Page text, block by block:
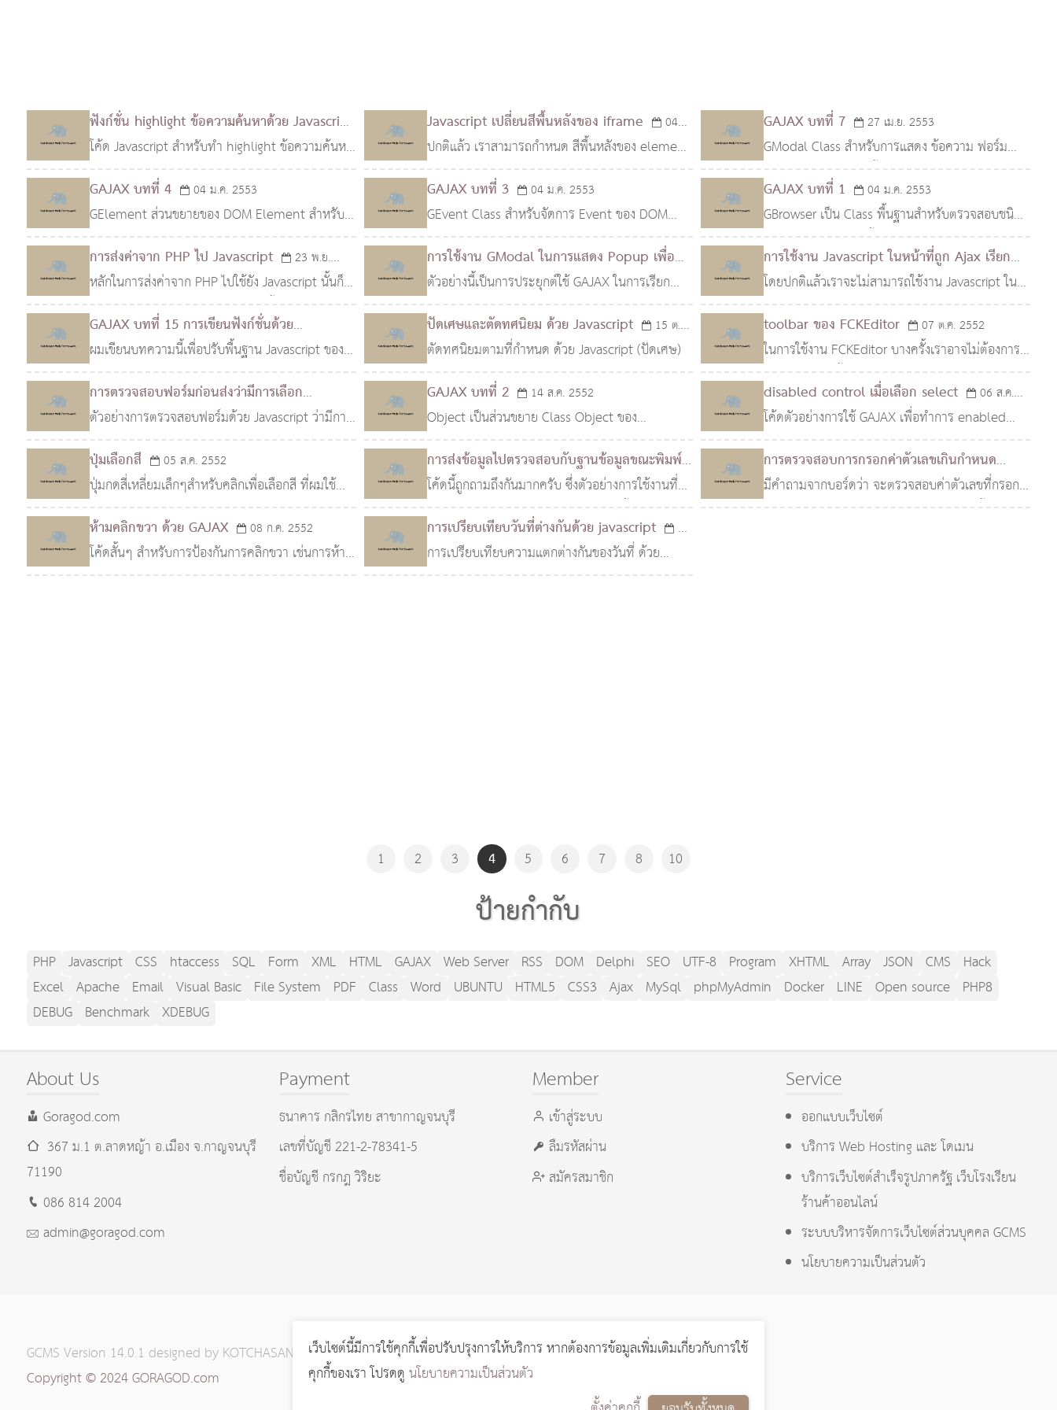
ฟังก์ชั่น highlight ข้อความค้นหาด้วย Javascript
18 ส.ค. 2553
โค้ด Javascript สำหรับทำ highlight ข้อความค้นหา
ด้วย Javascript (highlight search) ให้ผลลัพท์
เหมือนกับที่ผมใช้บนเว็บนี้ สามารถทำ highlight ข้อ
ความด..
Javascript เปลี่ยนสีพื้นหลังของ iframe
04
ส.ค. 2553
ปกติแล้ว เราสามารถกำหนด สีพื้นหลังของ element
ได้ด้วย property style.backgroundColor แต่
สำหรับ iframe แล้ว บน ie มีวิธีการอ้างถึง iframe ที่
ต่างจาก e
GAJAX บทที่ 7 27 เม.ย. 2553
GModal Class สำหรับการแสดง ข้อความ ฟอร์ม
หรือ HTML อื่นๆ บนพื้นหลังสีดำจางๆ สามารถ
จัดการแสดงผลกลางจอภาพได้โดยอัตโนมัติ เหมาะ
สำหรับทำข้อความเตือน หรือ
GAJAX บทที่ 4 04 ม.ค. 2553
GElement ส่วนขยายของ DOM Element สำหรับ
จัดการกับ DOM โดยมี property เพิ่มเติมจาก DOM
ปกติโดยคุณสมบัติที่เพิ่มเติมขึ้นมาเพื่อแก้ปัญหาใน
ด้าน property ท
GAJAX บทที่ 3 04 ม.ค. 2553
GEvent Class สำหรับจัดการ Event ของ DOM
ระดับ 2 ซึ่งมีคำสั่งและการจัดการที่ไม่เหมือนกัน
ระหว่าง Browser มาตรฐาน และ IE เพื่อให้การ
ทำงานกับ Event ด้วย
GAJAX บทที่ 1 04 ม.ค. 2553
GBrowser เป็น Class พื้นฐานสำหรับตรวจสอบชนิด
ของ Browser ที่โค้ดนี้ทำงานอยู่ ซึ่งโดยปกติแล้ว
Class นี้จะทำงานเป็น Class ภายในมากกว่าเนื่องจาก
ในโค้ดมีก
การส่งค่าจาก PHP ไป Javascript
23 พ.ย.
2552
หลักในการส่งค่าจาก PHP ไปใช้ยัง Javascript นั้นก็
ไม่มีอะไรยุ่งยากครับเนื่องจาก PHP นั้นทำงานก่อน
Javascript อยู่แล้ว เราเพียงแค่จัดการให้ PHP echo
เอ
การใช้งาน GModal ในการแสดง Popup เพื่อ
เลือกข้อมูล
11 พ.ย. 2552
ตัวอย่างนี้เป็นการประยุกต์ใช้ GAJAX ในการเรียก
ฟอร์มข้อมูลจาก Server มาแสดงใน Popup ด้วย
GModal ซึ่งเมื่อเราทำการเลือกข้อมูลแล้ว ข้อมูลที่
เลือกจะไปปรก
การใช้งาน Javascript ในหน้าที่ถูก Ajax เรียก
28 ต.ค. 2552
โดยปกติแล้วเราจะไม่สามารถใช้งาน Javascript ใน
หน้าที่ถูก Ajax เรียกได้ครับ เนื่องจากคำสั่ง
innerHTML ที่เราเรียกใช้ไม่สามารถประมวลผล
Javascript ได้ครั
GAJAX บทที่ 15 การเขียนฟังก์ชั่นด้วย
Javascript
26 ต.ค. 2552
ผมเขียนบทความนี้เพื่อปรับพื้นฐาน Javascript ของ
หลายๆคนก่อน เนื่องการการใช้ Javascript ใน
ลักษณะของการใช้ร่วมกับ Frame Work หรือ Class
จะมีข้อแตกต่างบา
ปัดเศษและตัดทศนิยม ด้วย Javascript
15 ต.ค.
2552
ตัดทศนิยมตามที่กำหนด ด้วย Javascript (ปัดเศษ)
toolbar ของ FCKEditor 07 ต.ค. 2552
ในการใช้งาน FCKEditor บางครั้งเราอาจไม่ต้องการ
ความสามารถทั้งหมดของมัน หรือเพื่อความปลอดภัย
เราอาจไม่ต้องการให้บุคคลทั่วไปใช้ความสามารถ
พิเศษของมันได้ ห
การตรวจสอบฟอร์มก่อนส่งว่ามีการเลือก
checkbox(Array) ไว้หรือเปล่า
24 ส.ค. 2552
ตัวอย่างการตรวจสอบฟอร์มด้วย Javascript ว่ามีการ
เลือก checkbox อย่างน้อย 1 ตัว ก่อนการ submit
ถ้าไม่มีการเลือกใดๆเลยให้ทำการแจ้งเตือนก่อน
GAJAX บทที่ 2 14 ส.ค. 2552
Object เป็นส่วนขยาย Class Object ของ
Javascript ครับ โดยมี property หรือ ฟังก์ชั่นเพิ่ม
เติมเข้ามา จาก Class แม่ เช่น isObject isFunction
isString isN
disabled control เมื่อเลือก select
06 ส.ค.
2552
โค้ดตัวอย่างการใช้ GAJAX เพื่อทำการ enabled
หรือ disabled control ที่ต้องการ เมื่อทำการเลือก
รายการใน select
ปุ่มเลือกสี 05 ส.ค. 2552
ปุ่มกดสี่เหลี่ยมเล็กๆสำหรับคลิกเพื่อเลือกสี ที่ผมใช้
สำหรับเลือกสีบน Chat Room
การส่งข้อมูลไปตรวจสอบกับฐานข้อมูลขณะพิมพ์
ด้วย GAJAX
29 ก.ค. 2552
โค้ดนี้ถูกถามถึงกันมากครับ ซึ่งตัวอย่างการใช้งานที่
ถามกันบ่อยๆ คือ การตรวจสอบว่ามีชื่อนี้ลงทะเบียน
ไว้แล้วหรือไม่ ในขณะกรอก ซึ่ง GAJAX ได้ช่วยให้การ
ทำ
การตรวจสอบการกรอกค่าตัวเลขเกินกำหนด
24 ก.ค. 2552
มีคำถามจากบอร์ดว่า จะตรวจสอบค่าตัวเลขที่กรอก
ว่าเกินกำหนดได้อย่างไร ผมเลยตอบให้ตามนี้ โดยมี
ห้ามคลิกขวา ด้วย GAJAX 08 ก.ค. 2552
โค้ดสั้นๆ สำหรับการป้องกันการคลิกขวา เช่นการห้าม
เมนู Save Page, View Source เป็นต้น โดยการ
การเปรียบเทียบวันที่ต่างกันด้วย javascript
01
ก.ค. 2552
การเปรียบเทียบความแตกต่างกันของวันที่ ด้วย
Javascript สำหรับค่าวันที่ที่แตกต่างกัน คืนค่าเป็น
1 2 3 4 5 6 7 8 10
ป้ายกำกับ
PHP Javascript CSS htaccess SQL Form XML HTML GAJAX Web Server RSS DOM Delphi SEO UTF-8 Program XHTML Array JSON CMS Hack
Excel Apache Email Visual Basic File System PDF Class Word UBUNTU HTML5 CSS3 Ajax MySql phpMyAdmin Docker LINE Open source PHP8
DEBUG Benchmark XDEBUG
About Us
Goragod.com
367 ม.1 ต.ลาดหญ้า อ.เมืองจ.กาญจนบุรี
71190
086 814 2004
admin@goragod.com
Payment
ธนาคาร กสิกรไทย สาขากาญจนบุรี
เลขที่บัญชี 221-2-78341-5
ชื่อบัญชี กรกฎ วิริยะ
Member
เข้าสู่ระบบ
ลืมรหัสผ่าน
สมัครสมาชิก
Service
ออกแบบเว็บไซต์
บริการ Web Hosting และ โดเมน
บริการเว็บไซต์สำเร็จรูปภาครัฐ เว็บโรงเรียน
ร้านค้าออนไลน์
ระบบบริหารจัดการเว็บไซต์ส่วนบุคคล GCMS
นโยบายความเป็นส่วนตัว
GCMS Version 14.0.1 designed byKOTCHASAN.compage process0.0335วินาที (12quries.)
Copyright © 2024 GORAGOD.com
เว็บไซต์นี้มีการใช้คุกกี้เพื่อปรับปรุงการให้บริการ หากต้องการข้อมูลเพิ่มเติมเกี่ยวกับการใช้
คุกกี้ของเรา โปรดดูนโยบายความเป็นส่วนตัว